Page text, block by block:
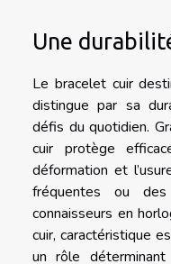
Une
Le bracelet cuir
distingue par sa
défis du quotidien.
cuir protège
déformation et
fréquentes ou des
connaisseurs en
cuir, caractéristique
un rôle